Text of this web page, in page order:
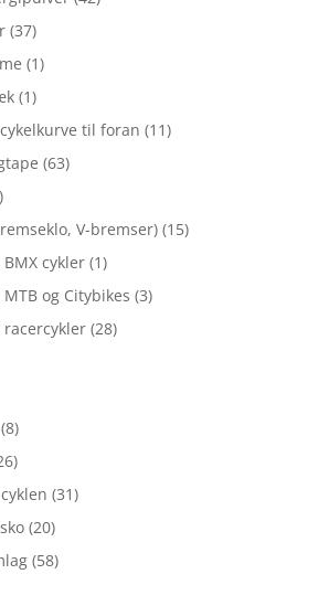
(37)
(1)
(1)
til foran (11)
(63)
V-bremser) (15)
cykler (1)
og Citybikes (3)
(28)
(8)
(31)
(20)
(58)